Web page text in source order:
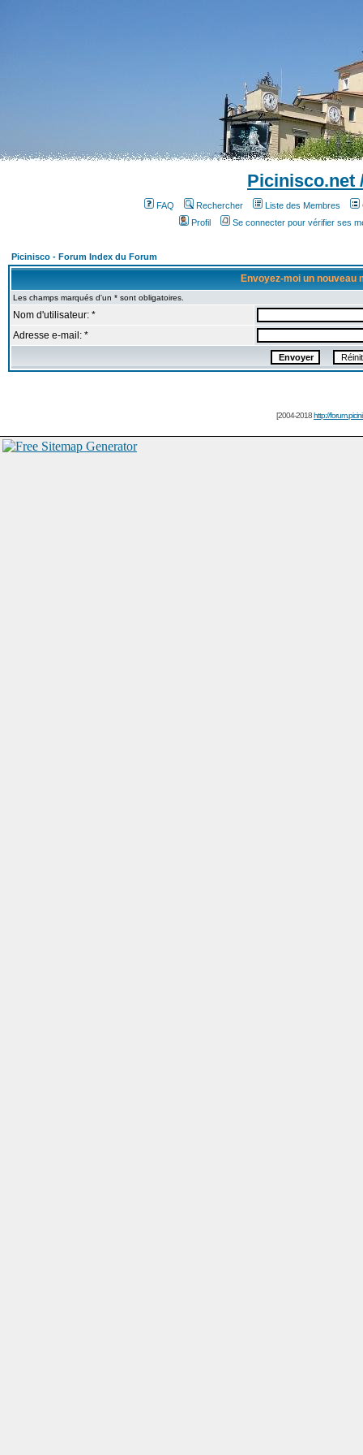
Picinisco.net
FAQ Rechercher Liste des Membres
Profil
Se connecter pour vérifier ses
Picinisco - Forum Index du Forum
Envoyez-moi un nouveau
Les champs marqués d'un * sont obligatoires.
Nom d'utilisateur: *
Adresse e-mail: *
[2004-2018http://